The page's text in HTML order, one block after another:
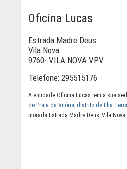
Oficina Lucas
Estrada Madre Deus
Vila Nova
9760- VILA NOVA VPV
Telefone: 295515176
A entidade Oficina Lucas tem a sua
de Praia da Vitória, distrito de Ilha
morada Estrada Madre Deus, Vila Nova,